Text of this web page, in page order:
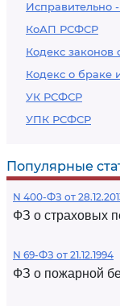
Исправительно
КоАП РСФСР
Кодекс законов
Кодекс о браке
УК РСФСР
УПК РСФСР
Популярные
N 400-ФЗ от
ФЗ о страховых
N 69-ФЗ от 21.12.1994
ФЗ о пожарной